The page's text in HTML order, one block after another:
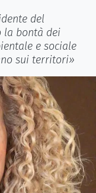
del
la bontà dei
e sociale
sui territori»